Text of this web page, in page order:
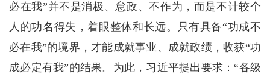
必在我”并不是消极、怠政、不作为，而是不计较个
人的功名得失，着眼整体和长远。只有具备“功成不
必在我”的境界，才能成就事业、成就政绩，收获“功
成必定有我”的结果。为此，习近平提出要求：“各级